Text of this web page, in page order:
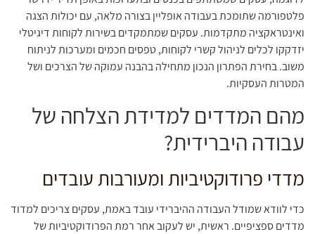
פלטפורמה שתומכת בעבודה אופליין בצורה מלאה, עם יכולות הצגה
ואינטראקציה מתקדמות. עסקים שמתמקדים בשירות לקוחות דיגיטלי
יזדקקו לכלים לניהול קשרי לקוחות, טפסים חכמים ומערכות לניתוח
משוב. בחירת הפתרון הנכון מתחילה בהבנה עמוקה של הצרכים ושל
המטרות העסקיות.
מהם המדדים למדידת הצלחה של
עבודה היברידית?
מדדי פרודוקטיביות ומעורבות עובדים
כדי לוודא שמודל העבודה ההיברידי עובד באמת, עסקים צריכים למדוד
מדדים ספציפיים. ראשית, יש לעקוב אחר רמת הפרודוקטיביות של